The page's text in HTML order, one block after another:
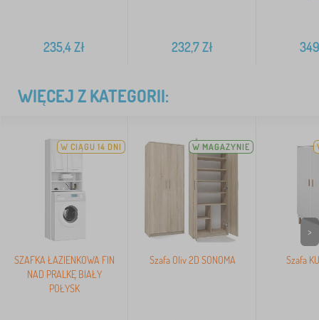
235,4Zł 232,7Zł
WIĘCEJ Z KATEGORII:
W CIĄGU 14 DNI
SZAFKA ŁAZIENKOWA FIN
NAD PRALKĘ BIAŁY
POŁYSK
W MAGAZYNIE
Szafa Oliv 2D SONOMA Szafa
>